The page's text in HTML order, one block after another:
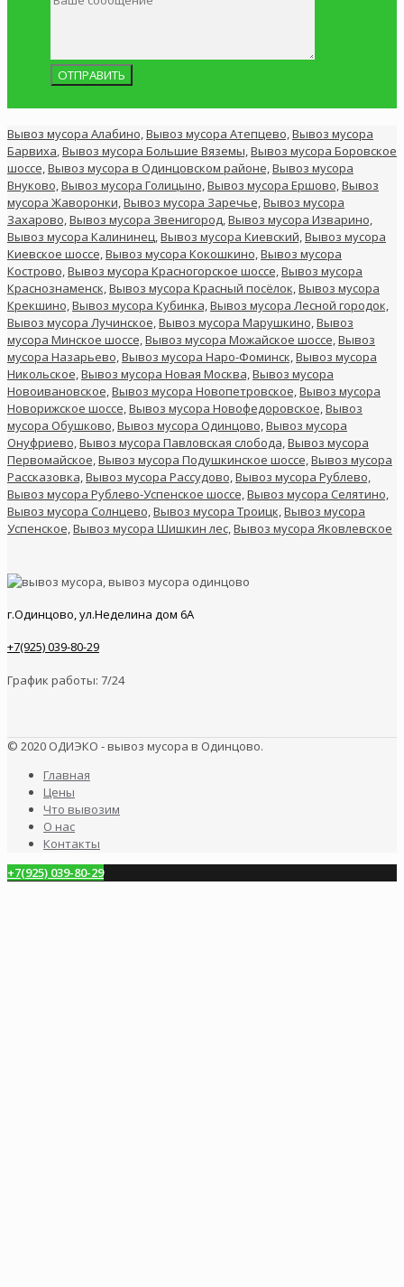
Вывоз мусора Алабино,Вывоз мусора Атепцево,Вывоз мусора
Барвиха,Вывоз мусора Большие Вяземы,Вывоз мусора Боровское
шоссе,Вывоз мусора в Одинцовском районе,Вывоз мусора
Внуково,Вывоз мусора Голицыно,Вывоз мусора Ершово,Вывоз
мусора Жаворонки,Вывоз мусора Заречье,Вывоз мусора
Захарово,Вывоз мусора Звенигород,Вывоз мусора Изварино,
Вывоз мусора Калининец,Вывоз мусора Киевский,Вывоз мусора
Киевское шоссе,Вывоз мусора Кокошкино,Вывоз мусора
Кострово,Вывоз мусора Красногорское шоссе,Вывоз мусора
Краснознаменск,Вывоз мусора Красный посёлок,Вывоз мусора
Крекшино,Вывоз мусора Кубинка,Вывоз мусора Лесной городок,
Вывоз мусора Лучинское,Вывоз мусора Марушкино,Вывоз
мусора Минское шоссе,Вывоз мусора Можайское шоссе,Вывоз
мусора Назарьево,Вывоз мусора Наро-Фоминск,Вывоз мусора
Никольское,Вывоз мусора Новая Москва,Вывоз мусора
Новоивановское,Вывоз мусора Новопетровское,Вывоз мусора
Новорижское шоссе,Вывоз мусора Новофедоровское,Вывоз
мусора Обушково,Вывоз мусора Одинцово,Вывоз мусора
Онуфриево,Вывоз мусора Павловская слобода,Вывоз мусора
Первомайское,Вывоз мусора Подушкинское шоссе,Вывоз мусора
Рассказовка,Вывоз мусора Рассудово,Вывоз мусора Рублево,
Вывоз мусора Рублево-Успенское шоссе,Вывоз мусора Селятино,
Вывоз мусора Солнцево,Вывоз мусора Троицк,Вывоз мусора
Успенское,Вывоз мусора Шишкин лес,Вывоз мусора Яковлевское
г.Одинцово, ул.Неделина дом 6А
+7(925) 039-80-29
График работы: 7/24
© 2020 ОДИЭКО - вывоз мусора в Одинцово.
Главная
Цены
Что вывозим
О нас
Контакты
+7(925) 039-80-29